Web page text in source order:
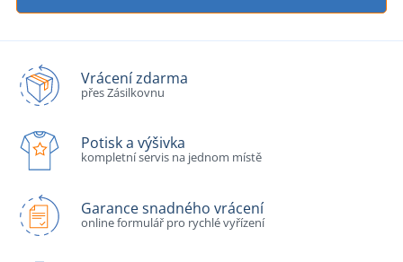
Vrácení zdarma
přes Zásilkovnu
Potisk a výšivka
kompletní servis na jednom místě
Garance snadného vrácení
online formulář pro rychlé vyřízení